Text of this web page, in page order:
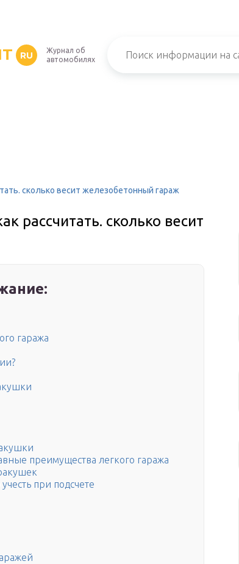
RU
Журнал об
автомобилях
сколько весит железобетонный гараж
рассчитать. сколько весит
гаража
преимущества легкого гаража
при подсчете